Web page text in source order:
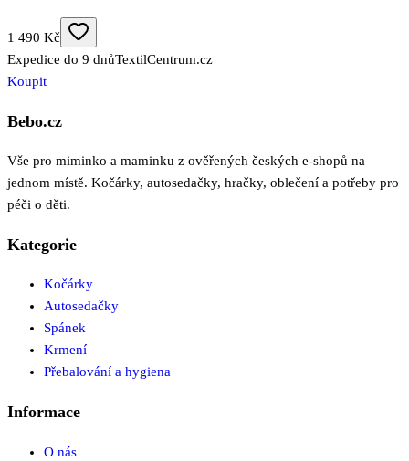
1 490 Kč
Expedice do 9 dnůTextilCentrum.cz
Koupit
Bebo.cz
Vše pro miminko a maminku z ověřených českých e-shopů na
jednom místě. Kočárky, autosedačky, hračky, oblečení a potřeby pro
péči o děti.
Kategorie
Kočárky
Autosedačky
Spánek
Krmení
Přebalování a hygiena
Informace
O nás